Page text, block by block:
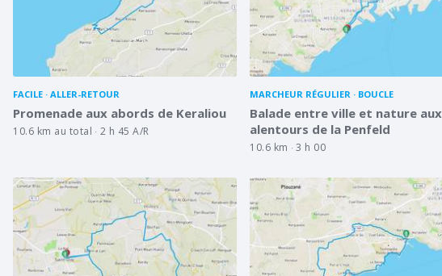
FACILE ALLER-RETOUR
Promenade aux abords de Keraliou
10.6 km au total 2 h 45 A/R
MARCHEUR RÉGULIER BOUCLE
Balade entre ville et nature aux
alentours de la Penfeld
10.6 km 3 h 00